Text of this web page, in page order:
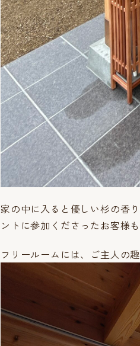
家の中に入ると優しい杉の香
ントに参加くださったお客様
フリールームには、ご主人の